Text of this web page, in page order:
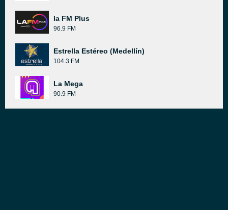
la FM Plus
96.9 FM
Estrella Estéreo (Medellín)
104.3 FM
La Mega
90.9 FM